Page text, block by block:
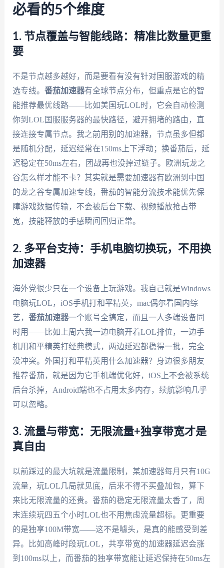
必看的5个维度
1. 节点覆盖与智能线路：精准比数量更重
要
不是节点越多越好，而是要看有没有针对国服游戏的精
选专线。 番茄加速器有全球节点分布，但重点是它的智
能推荐最优线路——比如美国玩LOL时，它会自动检测
你到LOL国服服务器的最快路径，避开拥堵的路由，直
接连接专属节点。我之前用别的加速器，节点虽多但都
是随机分配，延迟经常在150ms上下浮动；换番茄后，延
迟稳定在50ms左右，团战再也没掉过链子。欧洲玩龙之
谷怎么样才能不卡？其实就是需要加速器有欧洲到中国
的龙之谷专属加速专线，番茄的智能分流技术能优先保
障游戏数据传输，不会被后台下载、视频播放抢占带
宽，技能释放的手感瞬间回归正常。
2. 多平台支持：手机电脑切换玩，不用换
加速器
海外党很少只在一个设备上玩游戏。我自己就是Windows
电脑玩LOL，iOS手机打和平精英，mac偶尔看国内综
艺， 番茄加速器一个账号全搞定，而且一人多端设备同
时用——比如上周六我一边电脑开着LOL排位，一边手
机用和平精英打经典模式，两边延迟都稳得一批，完全
没冲突。外国打和平精英用什么加速器？身边很多朋友
推荐番茄，就是因为它手机端优化好，iOS上不会被系统
后台杀掉，Android端也不占用太多内存，续航影响几乎
可以忽略。
3. 流量与带宽：无限流量+独享带宽才是
真自由
以前踩过的最大坑就是流量限制，某加速器每月只有10G
流量，玩LOL几局就见底，后来不得不买叠加包，算下
来比无限流量的还贵。番茄的稳定无限流量太香了，周
末连续玩四五个小时LOL也不用焦虑流量超标。更重要
的是独享100M带宽——这不是噱头，是真的能感受到差
异。比如高峰时段玩LOL，共享带宽的加速器延迟会涨
到100ms以上，而番茄的独享带宽能让延迟保持在50ms左